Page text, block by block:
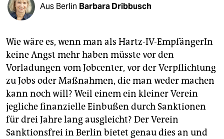
shop
unterstützen
abo
genossenschaft
epaper login
Aus Berlin Barbara Dribbusch
Wie wäre es, wenn man als Hartz-IV-EmpfängerIn
keine Angst mehr haben müsste vor den
Vorladungen vom Jobcenter, vor der Verpflichtung
zu Jobs oder Maßnahmen, die man weder machen
kann noch will? Weil einem ein kleiner Verein
jegliche finanzielle Einbußen durch Sanktionen
für drei Jahre lang ausgleicht? Der Verein
Sanktionsfrei in Berlin bietet genau dies an und